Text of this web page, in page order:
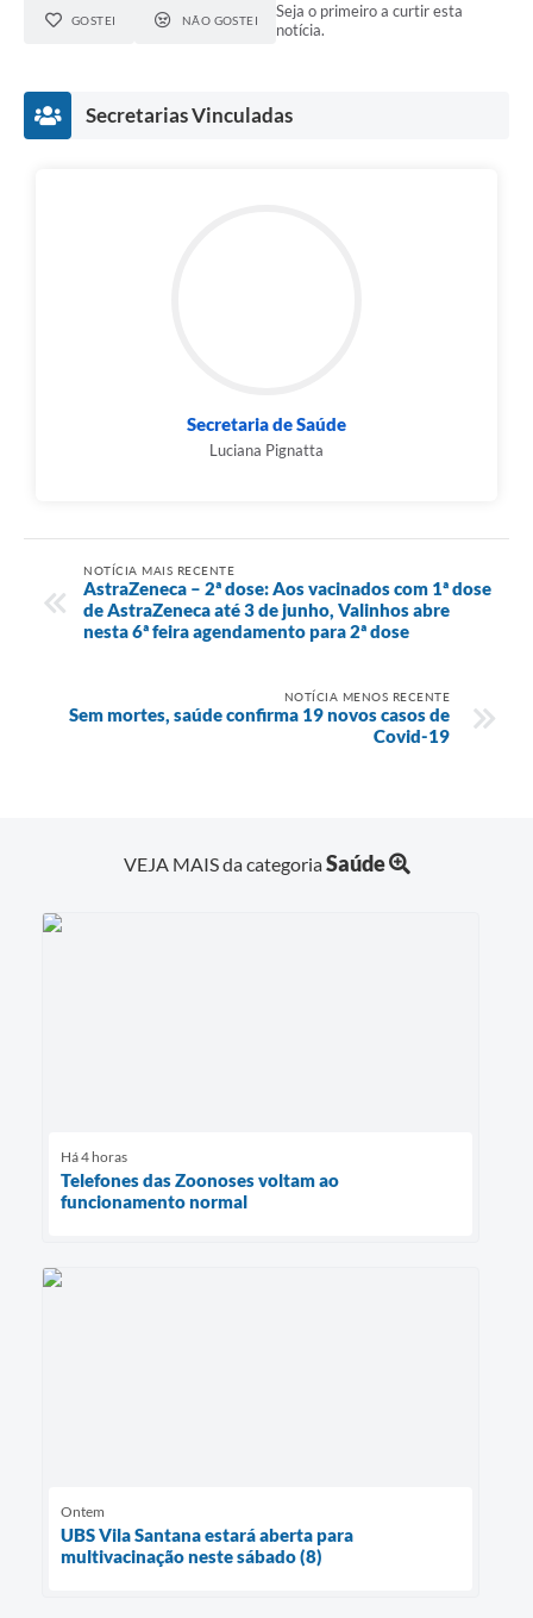
GOSTEI NÃO GOSTEI
Seja o primeiro a curtir esta
notícia.
Secretarias Vinculadas
Secretaria de Saúde
Luciana Pignatta
NOTÍCIA MAIS RECENTE
AstraZeneca – 2ª dose: Aos vacinados com 1ª dose
de AstraZeneca até 3 de junho, Valinhos abre
nesta 6ª feira agendamento para 2ª dose
NOTÍCIA MENOS RECENTE
Sem mortes, saúde confirma 19 novos casos de
Covid-19
VEJA MAIS da categoriaSaúde
Há 4 horas
Telefones das Zoonoses voltam ao
funcionamento normal
Ontem
UBS Vila Santana estará aberta para
multivacinação neste sábado (8)